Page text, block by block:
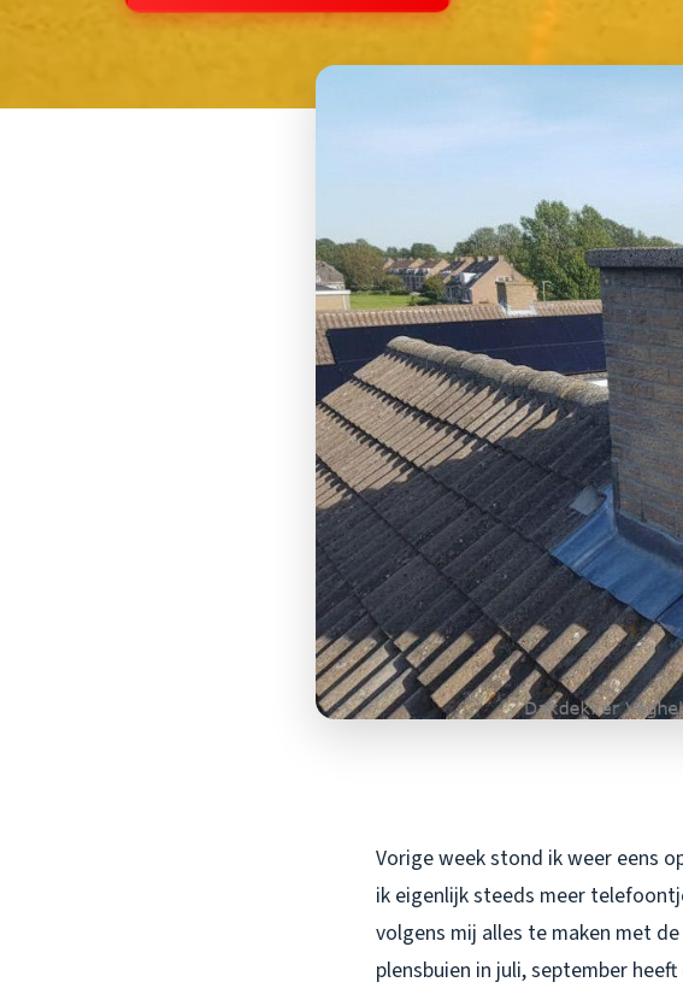
Vorige week stond ik weer eens
ik eigenlijk steeds meer
volgens mij alles te maken met
plensbuien in juli, september